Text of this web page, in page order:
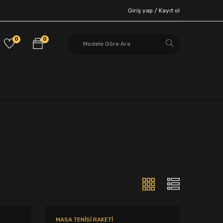
Giriş yap / Kayıt ol
0
0
MASA TENISI RAKETI